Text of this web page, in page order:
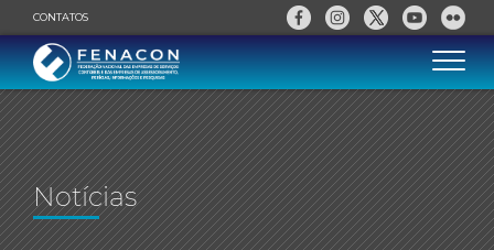
CONTATOS
Notícias